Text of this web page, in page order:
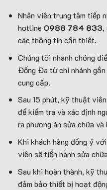
Nhân viên trung tâm tiếp
hotline 0988 784 833,
các thông tin cần thiết.
Chúng tôi nhanh chóng
Đống Đa từ chi nhánh
cung cấp.
Sau 15 phút, kỹ thuật
để kiểm tra và xác định
ra phương án sửa chữa
Khi khách hàng đồng ý
viên sẽ tiến hành sửa
Sau khi hoàn thành, kỹ
đảm bảo thiết bị hoạt